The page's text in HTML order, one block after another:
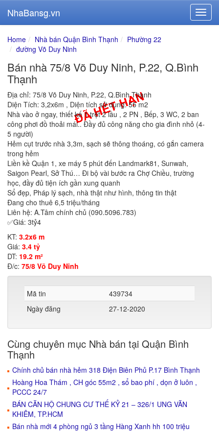
NhaBansg.vn
Home Nhà bán Quận Bình Thạnh
Phường 22
đường Võ Duy Ninh
Bán nhà 75/8 Võ Duy Ninh, P.22, Q.Bình
Thạnh
Địa chỉ: 75/8 Võ Duy Ninh, P.22, Q.Bình Thạnh
Diện Tích: 3,2x6m , Diện tích sử dụng: 55 m2
Nhà vào ở ngay, thiết kế 1 trệt 2 lầu , 2 PN , Bếp, 3 WC, 2 ban
công phơi đồ thoải mái.. Đầy đủ công năng cho gia đình nhỏ (4-
5 người)
Hẻm cụt trước nhà 3,3m, sạch sẽ thông thoáng, có gắn camera
trong hẻm
Liền kề Quận 1, xe máy 5 phút đến Landmark81, Sunwah,
Saigon Pearl, Sở Thú… Đi bộ vài bước ra Chợ Chiều, trường
học, đầy đủ tiện ích gần xung quanh
Sổ đẹp, Pháp lý sạch, nhà thật như hình, thông tin thật
Đang cho thuê 6,5 triệu/tháng
Liên hệ: A.Tâm chính chủ (090.5096.783)
✅Giá: 3tỷ4
KT: 3.2x6 m
Giá: 3.4 tỷ
DT: 19.2 m²
Đ/c: 75/8 Võ Duy Ninh
Mã tin
439734
Ngày đăng
27-12-2020
Cùng chuyên mục Nhà bán tại Quận Bình
Thạnh
Chính chủ bán nhà hẻm 318 Điện Biên Phủ P.17 Bình Thạnh
Hoàng Hoa Thám , CH góc 55m2 , sổ bao phí , dọn ở luôn ,
PCCC 24/7
BÁN CĂN HỘ CHUNG CƯ THẾ KỶ 21 – 326/1 UNG VĂN
KHIÊM, TP.HCM
Bán nhà mới 4 phòng ngủ 3 tầng Hàng Xanh hh 100 triệu